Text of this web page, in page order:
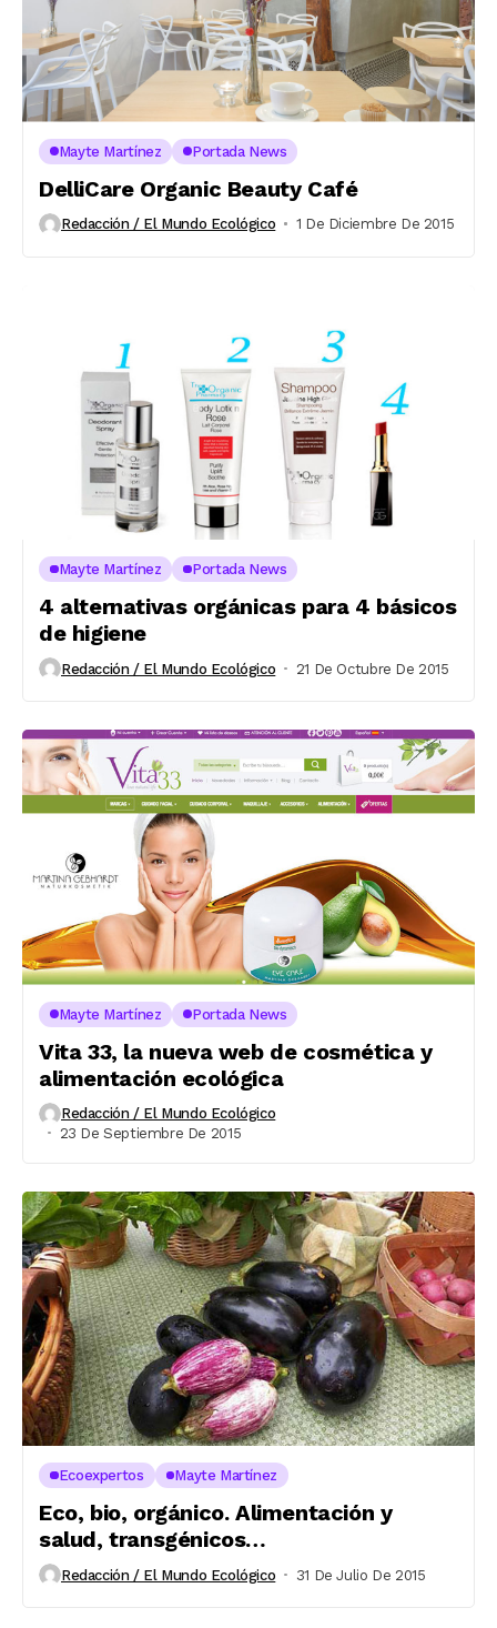
Mayte Martínez Portada News
DelliCare Organic Beauty Café
Redacción / El Mundo Ecológico 1 De Diciembre De 2015
Mayte Martínez Portada News
4 alternativas orgánicas para 4 básicos
de higiene
Redacción / El Mundo Ecológico 21 De Octubre De 2015
Mayte Martínez Portada News
Vita 33, la nueva web de cosmética y
alimentación ecológica
Redacción / El Mundo Ecológico
23 De Septiembre De 2015
Ecoexpertos Mayte Martínez
Eco, bio, orgánico. Alimentación y
salud, transgénicos…
Redacción / El Mundo Ecológico 31 De Julio De 2015